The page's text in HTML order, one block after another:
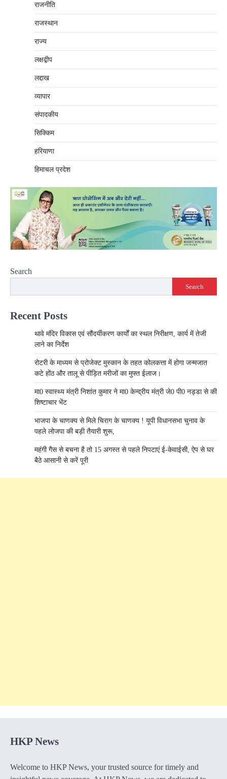
राजनीति
राजस्थान
राज्य
लक्षद्वीप
लद्दाख
व्यापार
संपादकीय
सिक्किम
हरियाणा
हिमाचल प्रदेश
Search
Search
Recent Posts
थावे मंदिर विकास एवं सौंदर्यीकरण कार्यों का स्थल निरीक्षण, कार्य में तेजी
लाने का निर्देश
रोटरी के माध्यम से प्रोजेक्ट मुस्कान के तहत कोलकत्ता में होगा जन्मजात
कटे होंठ और तालू से पीड़ित मरीजों का मुफ्त ईलाज।
मा0 स्वास्थ्य मंत्री निशांत कुमार ने मा0 केन्द्रीय मंत्री जे0 पी0 नड्डा से की
शिष्टाचार भेंट
भाजपा के चाणक्य से मिले चिराग के चाणक्य ! यूपी विधानसभा चुनाव के
पहले लोजपा की बड़ी तैयारी शुरू,
महंगी गैस से बचना है तो 15 अगस्त से पहले निपटाएं ई-केवाईसी, ऐप से घर
बैठे आसानी से करें पूरी
HKP News
Welcome to HKP News, your trusted source for timely and